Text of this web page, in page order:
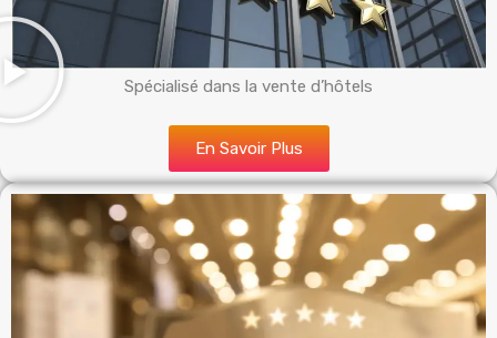
Spécialisé dans la vente d’hôtels
En Savoir Plus